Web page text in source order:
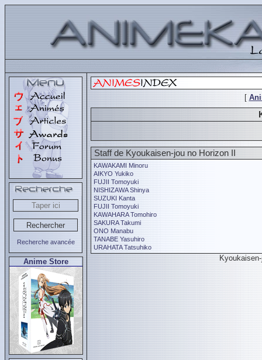
Recherche avancée
Anime Store
[
Staff de Kyoukaisen-jou no Horizon II
KAWAKAMI Minoru
AIKYO Yukiko
FUJII Tomoyuki
NISHIZAWA Shinya
SUZUKI Kanta
FUJII Tomoyuki
KAWAHARA Tomohiro
SAKURA Takumi
ONO Manabu
TANABE Yasuhiro
URAHATA Tatsuhiko